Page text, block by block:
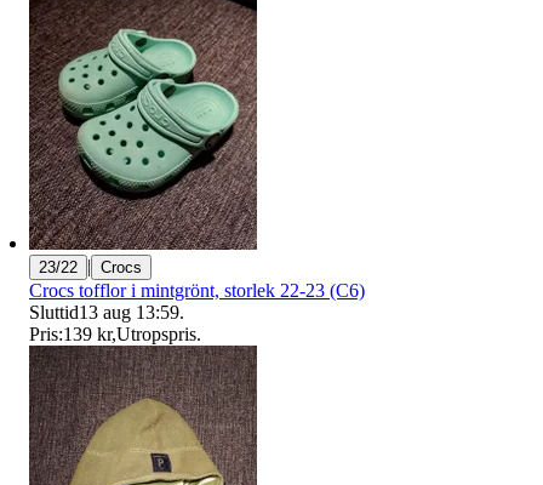
23/22 | Crocs
Crocs tofflor i mintgrönt, storlek 22-23 (C6)
Sluttid13 aug 13:59.
Pris:139 kr,Utropspris.